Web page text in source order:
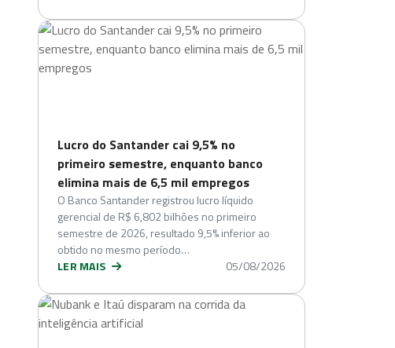
Lucro do Santander cai 9,5% no
primeiro semestre, enquanto banco
elimina mais de 6,5 mil empregos
O Banco Santander registrou lucro líquido
gerencial de R$ 6,802 bilhões no primeiro
semestre de 2026, resultado 9,5% inferior ao
obtido no mesmo período…
LER MAIS
05/08/2026